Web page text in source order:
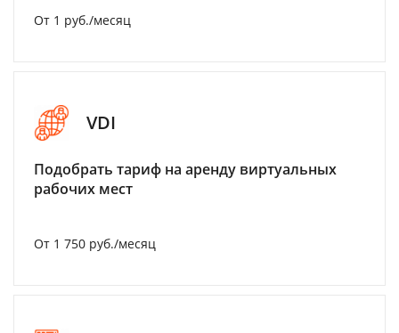
От 1 руб./месяц
VDI
Подобрать тариф на аренду виртуальных
рабочих мест
От 1 750 руб./месяц